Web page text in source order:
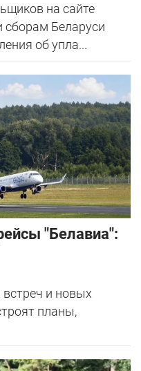
на сайте
сборам Беларуси
об упла...
"Белавиа":
и новых
планы,